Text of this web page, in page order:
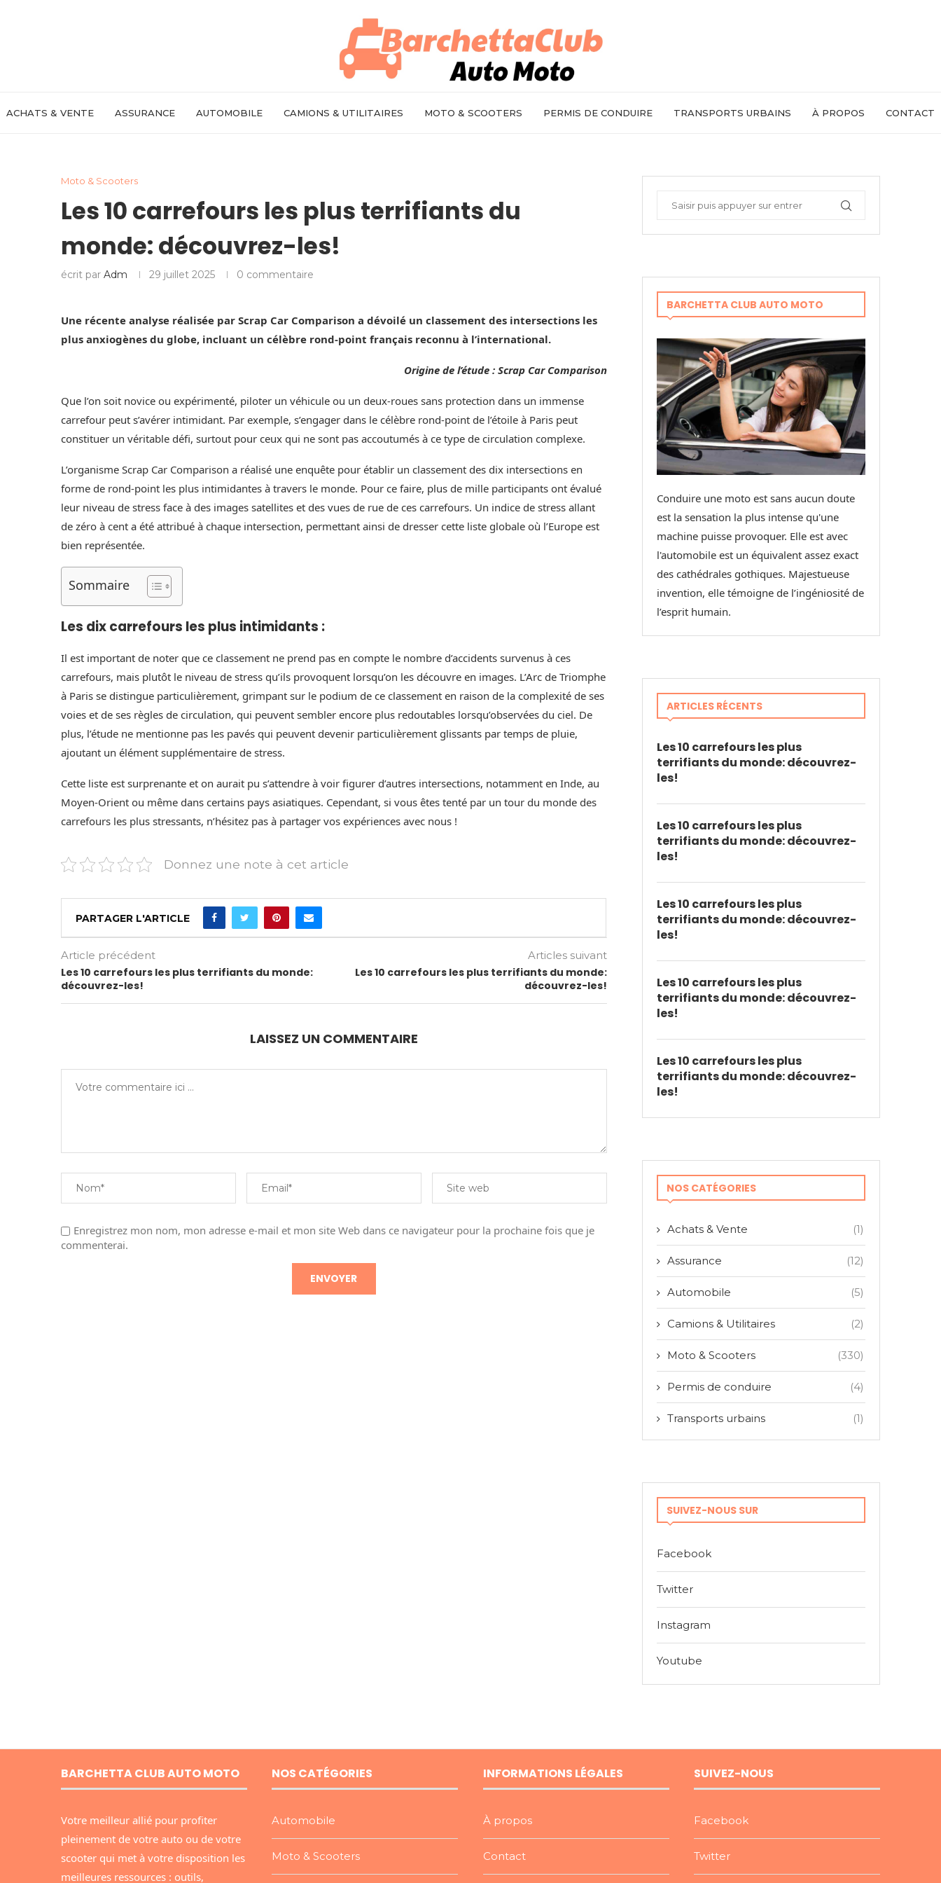
ACHATS & VENTE ASSURANCE AUTOMOBILE CAMIONS & UTILITAIRES MOTO & SCOOTERS PERMIS DE CONDUIRE TRANSPORTS URBAINS À PROPOS CONTACT
Moto & Scooters
Les 10 carrefours les plus terrifiants du
monde: découvrez-les!
écrit par Adm 29 juillet 2025 0 commentaire
Une récente analyse réalisée par Scrap Car Comparison a dévoilé un classement des intersections les
plus anxiogènes du globe, incluant un célèbre rond-point français reconnu à l’international.
Origine de l’étude : Scrap Car Comparison
Que l’on soit novice ou expérimenté, piloter un véhicule ou un deux-roues sans protection dans un immense
carrefour peut s’avérer intimidant. Par exemple, s’engager dans le célèbre rond-point de l’étoile à Paris peut
constituer un véritable défi, surtout pour ceux qui ne sont pas accoutumés à ce type de circulation complexe.
L’organisme Scrap Car Comparison a réalisé une enquête pour établir un classement des dix intersections en
forme de rond-point les plus intimidantes à travers le monde. Pour ce faire, plus de mille participants ont évalué
leur niveau de stress face à des images satellites et des vues de rue de ces carrefours. Un indice de stress allant
de zéro à cent a été attribué à chaque intersection, permettant ainsi de dresser cette liste globale où l’Europe est
bien représentée.
Sommaire
Les dix carrefours les plus intimidants :
Il est important de noter que ce classement ne prend pas en compte le nombre d’accidents survenus à ces
carrefours, mais plutôt le niveau de stress qu’ils provoquent lorsqu’on les découvre en images. L’Arc de Triomphe
à Paris se distingue particulièrement, grimpant sur le podium de ce classement en raison de la complexité de ses
voies et de ses règles de circulation, qui peuvent sembler encore plus redoutables lorsqu’observées du ciel. De
plus, l’étude ne mentionne pas les pavés qui peuvent devenir particulièrement glissants par temps de pluie,
ajoutant un élément supplémentaire de stress.
Cette liste est surprenante et on aurait pu s’attendre à voir figurer d’autres intersections, notamment en Inde, au
Moyen-Orient ou même dans certains pays asiatiques. Cependant, si vous êtes tenté par un tour du monde des
carrefours les plus stressants, n’hésitez pas à partager vos expériences avec nous !
Donnez une note à cet article
PARTAGER L'ARTICLE
Article précédent
Les 10 carrefours les plus terrifiants du monde:
découvrez-les!
Articles suivant
Les 10 carrefours les plus terrifiants du monde:
découvrez-les!
LAISSEZ UN COMMENTAIRE
Enregistrez mon nom, mon adresse e-mail et mon site Web dans ce navigateur pour la prochaine fois que je
commenterai.
BARCHETTA CLUB AUTO MOTO
Conduire une moto est sans aucun doute
est la sensation la plus intense qu'une
machine puisse provoquer. Elle est avec
l'automobile est un équivalent assez exact
des cathédrales gothiques. Majestueuse
invention, elle témoigne de l’ingéniosité de
l’esprit humain.
ARTICLES RÉCENTS
Les 10 carrefours les plus
terrifiants du monde: découvrez-
les!
Les 10 carrefours les plus
terrifiants du monde: découvrez-
les!
Les 10 carrefours les plus
terrifiants du monde: découvrez-
les!
Les 10 carrefours les plus
terrifiants du monde: découvrez-
les!
Les 10 carrefours les plus
terrifiants du monde: découvrez-
les!
NOS CATÉGORIES
Achats & Vente (1)
Assurance (12)
Automobile (5)
Camions & Utilitaires (2)
Moto & Scooters (330)
Permis de conduire (4)
Transports urbains (1)
SUIVEZ-NOUS SUR
Facebook
Twitter
Instagram
Youtube
BARCHETTA CLUB AUTO MOTO
Votre meilleur allié pour profiter
pleinement de votre auto ou de votre
scooter qui met à votre disposition les
meilleures ressources : outils,
NOS CATÉGORIES
Automobile
Moto & Scooters
INFORMATIONS LÉGALES
À propos
Contact
SUIVEZ-NOUS
Facebook
Twitter